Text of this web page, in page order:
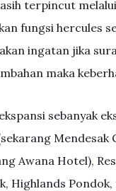
terpincut
fungsi hercules
ingatan jika
maka
sebanyak
Mendesak
Awana Hotel),
Pondok,